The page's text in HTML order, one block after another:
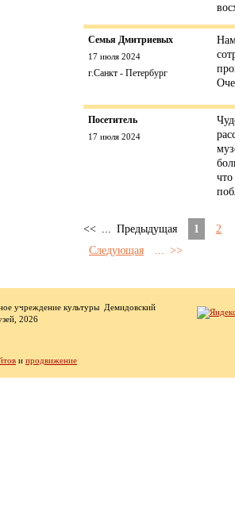
Семья Дмитриевых
17 июля 2024
г.Санкт - Петербург
Посетитель
17 июля 2024
<< Предыдущая 1
2
Следующая
... >>
учреждение культуры Демидовский
2026
и продвижение